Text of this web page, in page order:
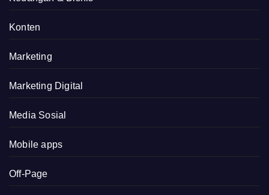
Konten
Marketing
Marketing Digital
Media Sosial
Mobile apps
Off-Page